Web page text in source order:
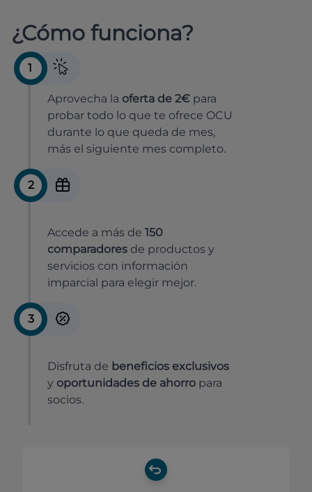
¿Cómo funciona?
1
Aprovecha la oferta de 2€ para
probar todo lo que te ofrece OCU
durante lo que queda de mes,
más el siguiente mes completo.
2
Accede a más de 150
comparadores de productos y
servicios con información
imparcial para elegir mejor.
3
Disfruta de beneficios exclusivos
y oportunidades de ahorro para
socios.